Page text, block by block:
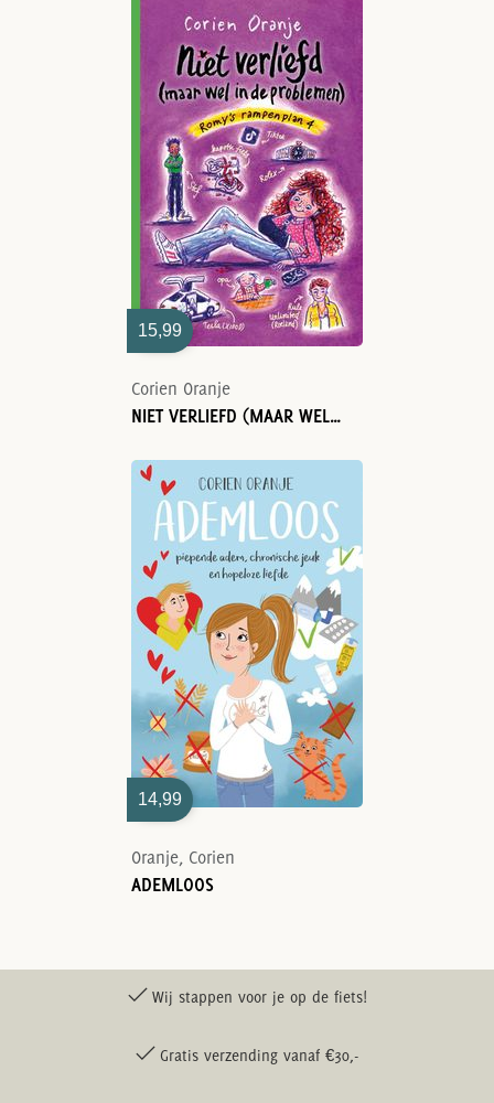
15,99
Corien Oranje
NIET VERLIEFD (MAAR WEL IN DE PROBLEMEN)
14,99
Oranje, Corien
ADEMLOOS
Wij stappen voor je op de fiets!
Gratis verzending vanaf €30,-